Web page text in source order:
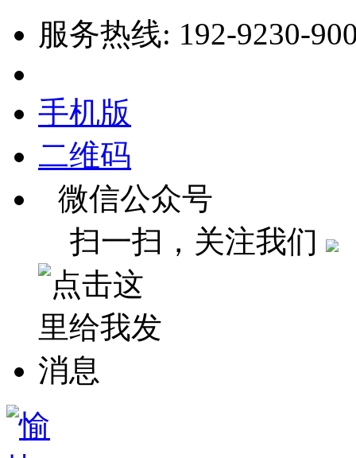
服务热线: 192-9230-
手机版
二维码
微信公众号
扫一扫，关注我们